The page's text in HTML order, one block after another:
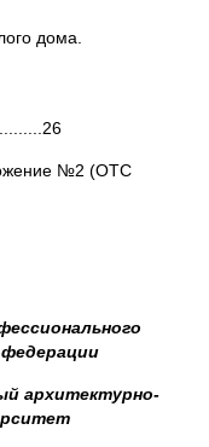
дома.
№2 (ОТС
федерации
архитектурно-